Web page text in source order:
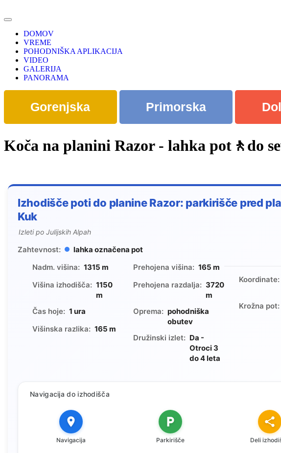
DOMOV
VREME
POHODNIŠKA APLIKACIJA
VIDEO
GALERIJA
PANORAMA
Gorenjska Primorska
Koča na planini Razor - lahka pot🚶do
Izhodišče poti do planine Razor: parkirišče pred
Kuk
Izleti po Julijskih Alpah
Zahtevnost:
lahka označena pot
Nadm. višina: 1315 m
Višina izhodišča: 1150
m
Čas hoje: 1 ura
Višinska razlika: 165 m
Prehojena višina: 165 m
Prehojena razdalja: 3720
m
Oprema: pohodniška
obutev
Družinski izlet: Da -
Otroci 3
do 4 leta
Koordinate:
Krožna pot:
Navigacija do izhodišča
Navigacija Parkirišče Deli